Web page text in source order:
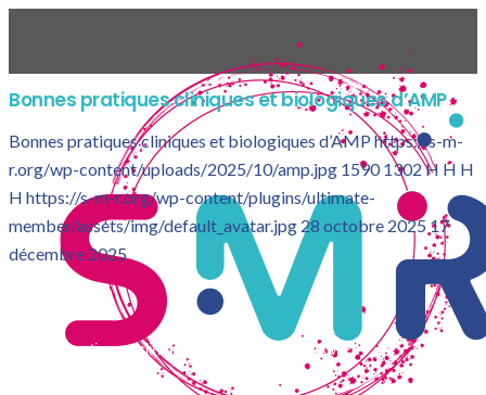
Bonnes pratiques cliniques et biologiques d’AMP
Bonnes pratiques cliniques et biologiques d’AMP https://s-m-
r.org/wp-content/uploads/2025/10/amp.jpg 1590 1302 H H H
H https://s-m-r.org/wp-content/plugins/ultimate-
member/assets/img/default_avatar.jpg 28 octobre 2025 17
décembre 2025
Bonnes pratiques cliniques et biologiques d’AMP